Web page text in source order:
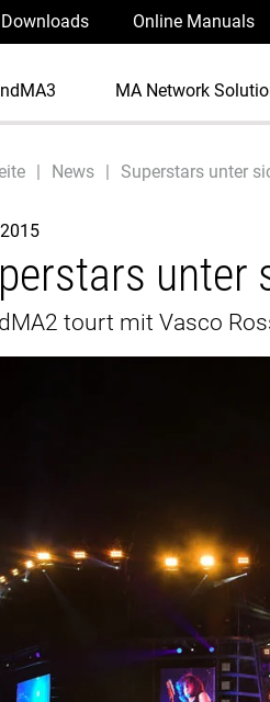
Downloads Online Manuals
MA Network
News Superstars unter
unter
tourt mit Vasco